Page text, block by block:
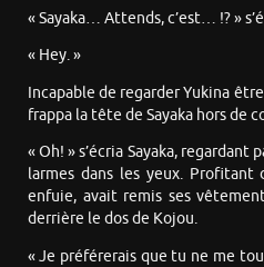
« Sayaka… Attends, c’est… !? »
« Hey. »
Incapable de regarder Yukina
frappa la tête de Sayaka hors de
« Oh! » s’écria Sayaka, regardant
larmes dans les yeux. Profitant
enfuie, avait remis ses
derrière le dos de Kojou.
« Je préférerais que tu ne me